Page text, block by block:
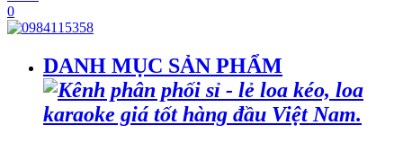
0
DANH MỤC SẢN PHẨM